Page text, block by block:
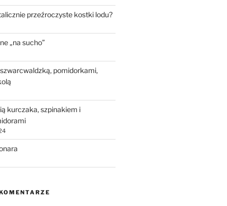
przeźroczyste kostki lodu?
„na sucho”
pomidorkami,
kurczaka, szpinakiem i